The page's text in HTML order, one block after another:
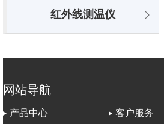
红外线测温仪
网站导航
产品中心 客户服务